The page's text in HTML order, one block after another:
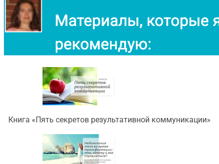
Книга «Пять секретов результативной коммуникации»